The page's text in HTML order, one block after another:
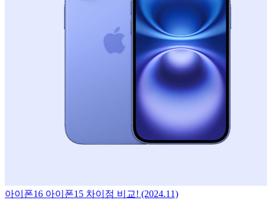
아이폰16 아이폰15 차이점 비교! (2024.11)